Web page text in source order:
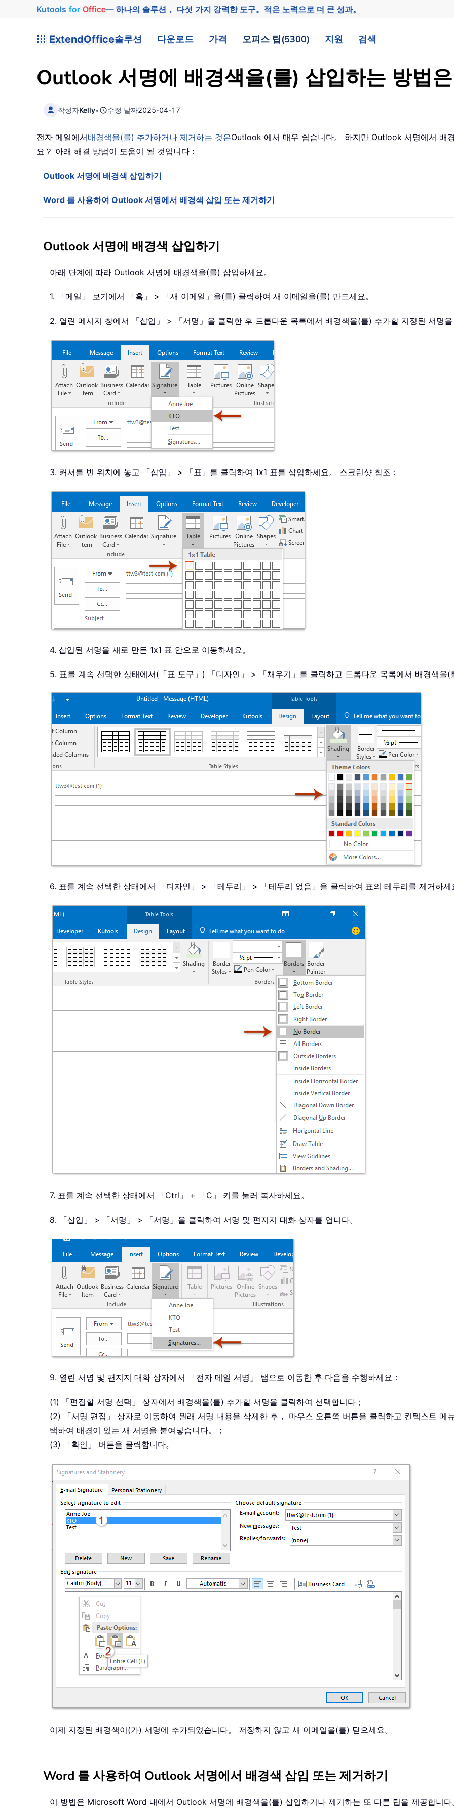
Kutools for Office— 하나의 솔루션， 다섯 가지 강력한 도구。적은 노력으로 더 큰 성과。
ExtendOffice솔루션 다운로드 가격 오피스 팁(5300) 지원 검색
Outlook 서명에 배경색을(를) 삽입하는 방법
작성자Kelly• 수정 날짜2025-04-17
전자 메일에서배경색을(를) 추가하거나 제거하는 것은Outlook 에서 매우 쉽습니다。 하지만 Outlook 서명에서 배
요？ 아래 해결 방법이 도움이 될 것입니다：
Outlook 서명에 배경색 삽입하기
Word 를 사용하여 Outlook 서명에서 배경색 삽입 또는 제거하기
Outlook 서명에 배경색 삽입하기
아래 단계에 따라 Outlook 서명에 배경색을(를) 삽입하세요。
1. 「메일」 보기에서 「홈」 > 「새 이메일」을(를) 클릭하여 새 이메일을(를) 만드세요。
2. 열린 메시지 창에서 「삽입」 > 「서명」을 클릭한 후 드롭다운 목록에서 배경색을(를) 추가할 지정된 서명
3. 커서를 빈 위치에 놓고 「삽입」 > 「표」를 클릭하여 1x1 표를 삽입하세요。 스크린샷 참조：
4. 삽입된 서명을 새로 만든 1x1 표 안으로 이동하세요。
5. 표를 계속 선택한 상태에서(「표 도구」) 「디자인」 > 「채우기」를 클릭하고 드롭다운 목록에서 배경색을
6. 표를 계속 선택한 상태에서 「디자인」 > 「테두리」 > 「테두리 없음」을 클릭하여 표의 테두리를 제거하세
7. 표를 계속 선택한 상태에서 「Ctrl」 + 「C」 키를 눌러 복사하세요。
8. 「삽입」 > 「서명」 > 「서명」을 클릭하여 서명 및 편지지 대화 상자를 엽니다。
9. 열린 서명 및 편지지 대화 상자에서 「전자 메일 서명」 탭으로 이동한 후 다음을 수행하세요：
(1) 「편집할 서명 선택」 상자에서 배경색을(를) 추가할 서명을 클릭하여 선택합니다；
(2) 「서명 편집」 상자로 이동하여 원래 서명 내용을 삭제한 후， 마우스 오른쪽 버튼을 클릭하고 컨텍스트 메
택하여 배경이 있는 새 서명을 붙여넣습니다。；
(3) 「확인」 버튼을 클릭합니다。
이제 지정된 배경색이(가) 서명에 추가되었습니다。 저장하지 않고 새 이메일을(를) 닫으세요。
Word 를 사용하여 Outlook 서명에서 배경색 삽입 또는 제거하기
이 방법은 Microsoft Word 내에서 Outlook 서명에 배경색을(를) 삽입하거나 제거하는 또 다른 팁을 제공합니